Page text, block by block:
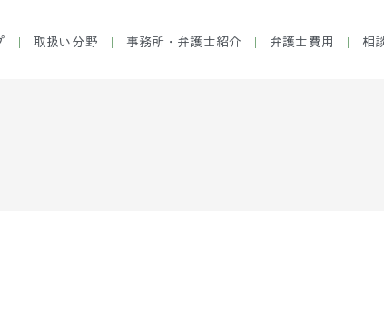
取扱い分野 事務所・弁護士紹介 弁護士費用 相